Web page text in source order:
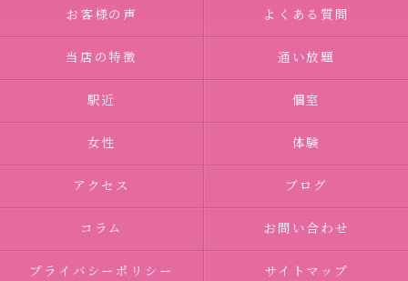
お客様の声 よくある質問
当店の特徴 通い放題
駅近 個室
女性 体験
アクセス ブログ
コラム お問い合わせ
プライバシーポリシー サイトマップ